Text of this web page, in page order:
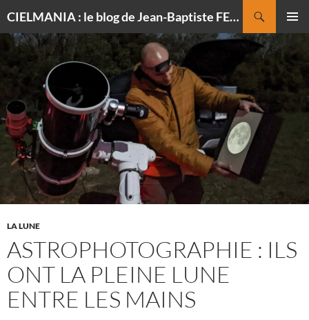
CIELMANIA : le blog de Jean-Baptiste FELDMANN, photographe du ciel
AU
CONTENU
LA LUNE
ASTROPHOTOGRAPHIE : ILS
ONT LA PLEINE LUNE
ENTRE LES MAINS